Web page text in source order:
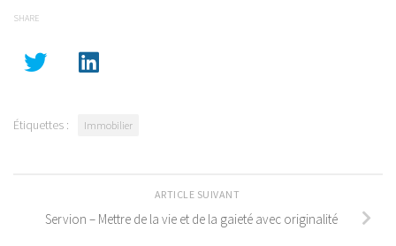
SHARE
Étiquettes : Immobilier
ARTICLE SUIVANT
Servion – Mettre de la vie et de la gaieté avec originalité